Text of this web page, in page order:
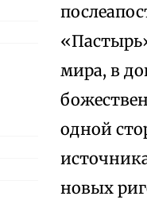
мира, в
одной
новых